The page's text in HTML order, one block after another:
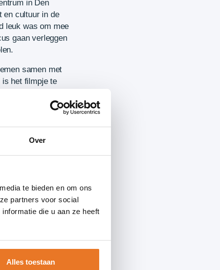
Over
te bieden en om ons
partners voor social
die u aan ze heeft
Alles toestaan
in Den
en cultuur in de
leuk was om mee
gaan verleggen
samen met
is het filmpje te